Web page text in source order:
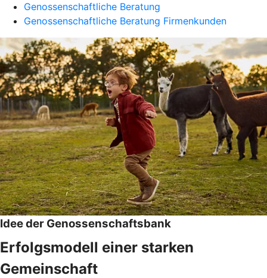
Genossenschaftliche Beratung
Genossenschaftliche Beratung Firmenkunden
Idee der Genossenschaftsbank
Erfolgsmodell einer starken
Gemeinschaft